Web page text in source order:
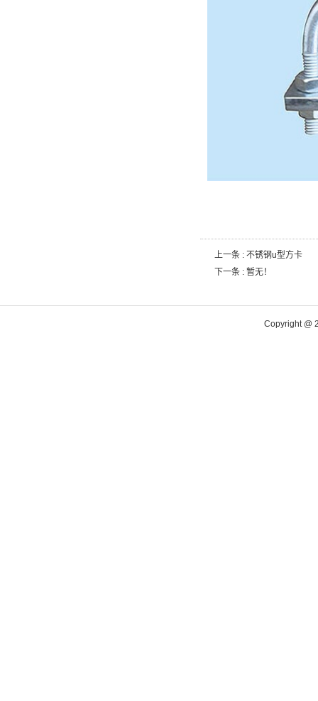
上一条 : 不锈钢u型方卡
下一条 : 暂无！
Copyright @